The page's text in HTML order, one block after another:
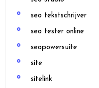
seo tekstschrijver
seo tester online
seopowersuite
site
sitelink